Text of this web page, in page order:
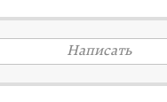
Написать